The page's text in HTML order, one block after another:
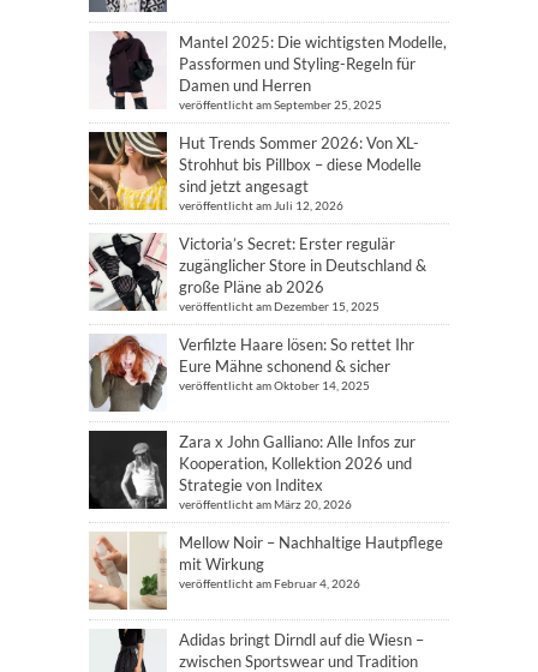
Mantel 2025: Die wichtigsten Modelle,
Passformen und Styling-Regeln für
Damen und Herren
veröffentlicht am September 25, 2025
Hut Trends Sommer 2026: Von XL-
Strohhut bis Pillbox – diese Modelle
sind jetzt angesagt
veröffentlicht am Juli 12, 2026
Victoria’s Secret: Erster regulär
zugänglicher Store in Deutschland &
große Pläne ab 2026
veröffentlicht am Dezember 15, 2025
Verfilzte Haare lösen: So rettet Ihr
Eure Mähne schonend & sicher
veröffentlicht am Oktober 14, 2025
Zara x John Galliano: Alle Infos zur
Kooperation, Kollektion 2026 und
Strategie von Inditex
veröffentlicht am März 20, 2026
Mellow Noir – Nachhaltige Hautpflege
mit Wirkung
veröffentlicht am Februar 4, 2026
Adidas bringt Dirndl auf die Wiesn –
zwischen Sportswear und Tradition